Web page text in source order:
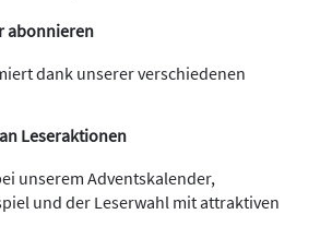
abonnieren
dank unserer verschiedenen
Leseraktionen
unserem Adventskalender,
und der Leserwahl mit attraktiven